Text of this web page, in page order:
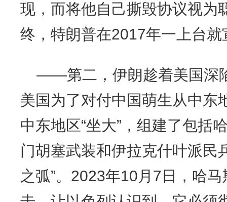
现，而将他自己撕毁协议视为
终，特朗普在2017年一上台
——第二，伊朗趁着美国深
美国为了对付中国萌生从中东
中东地区“坐大”，组建了包括
门胡塞武装和伊拉克什叶派民
之弧”。2023年10月7日，哈